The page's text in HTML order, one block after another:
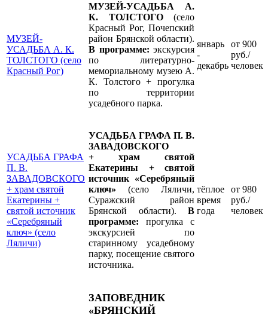
МУЗЕЙ-
УСАДЬБА А. К.
ТОЛСТОГО (село
Красный Рог)
МУЗЕЙ-УСАДЬБА А.
К. ТОЛСТОГО (село
Красный Рог, Почепский
район Брянской области).
В программе: экскурсия
по литературно-
мемориальному музею А.
К. Толстого + прогулка
по территории
усадебного парка.
январь
-
декабрь
от 900
руб./
человек
УСАДЬБА ГРАФА
П. В.
ЗАВАДОВСКОГО
+ храм святой
Екатерины +
святой источник
«Серебряный
ключ» (село
Ляличи)
УСАДЬБА ГРАФА П. В.
ЗАВАДОВСКОГО
+ храм святой
Екатерины + святой
источник «Серебряный
ключ» (село Ляличи,
Суражский район
Брянской области). В
программе: прогулка с
экскурсией по
старинному усадебному
парку, посещение святого
источника.
тёплое
время
года
от 980
руб./
человек
ЗАПОВЕДНИК
«БРЯНСКИЙ